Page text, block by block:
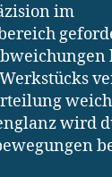
im
wird